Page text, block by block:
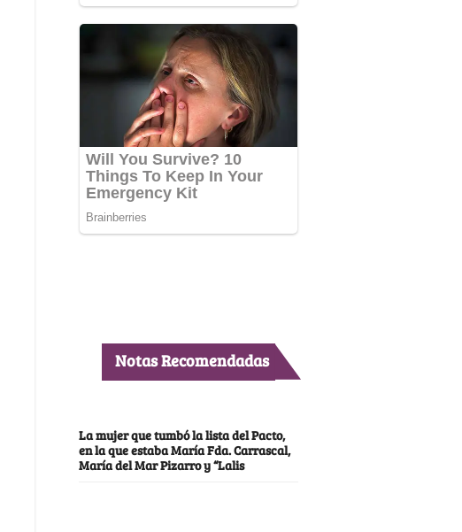
Notas Recomendadas
La mujer que tumbó la lista del Pacto,
en la que estaba María Fda. Carrascal,
María del Mar Pizarro y “Lalis